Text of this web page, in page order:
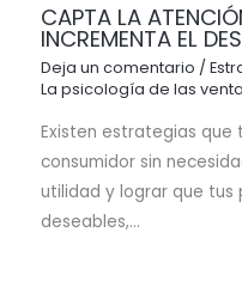
CAPTA LA
INCREMENTA EL
Deja un comentario /
La psicología de las
Existen estrategias
consumidor sin
utilidad y lograr que
deseables,…